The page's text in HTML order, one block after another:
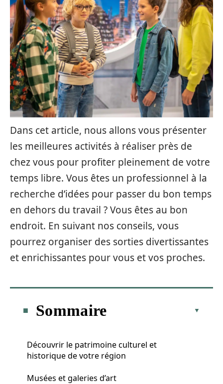
Dans cet article, nous allons vous présenter
les meilleures activités à réaliser près de
chez vous pour profiter pleinement de votre
temps libre. Vous êtes un professionnel à la
recherche d’idées pour passer du bon temps
en dehors du travail ? Vous êtes au bon
endroit. En suivant nos conseils, vous
pourrez organiser des sorties divertissantes
et enrichissantes pour vous et vos proches.
Sommaire
Découvrir le patrimoine culturel et
historique de votre région
Musées et galeries d’art